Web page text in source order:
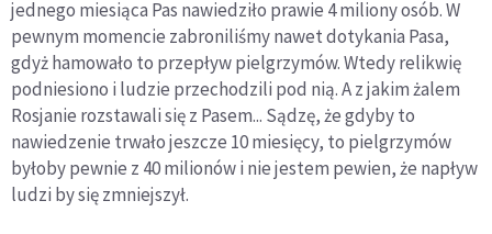
jednego miesiąca Pas nawiedziło prawie 4 miliony osób. W
pewnym momencie zabroniliśmy nawet dotykania Pasa,
gdyż hamowało to przepływ pielgrzymów. Wtedy relikwię
podniesiono i ludzie przechodzili pod nią. A z jakim żalem
Rosjanie rozstawali się z Pasem... Sądzę, że gdyby to
nawiedzenie trwało jeszcze 10 miesięcy, to pielgrzymów
byłoby pewnie z 40 milionów i nie jestem pewien, że napływ
ludzi by się zmniejszył.